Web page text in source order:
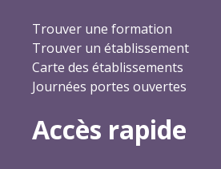
Trouver une formation
Trouver un établissement
Carte des établissements
Journées portes ouvertes
Accès rapide